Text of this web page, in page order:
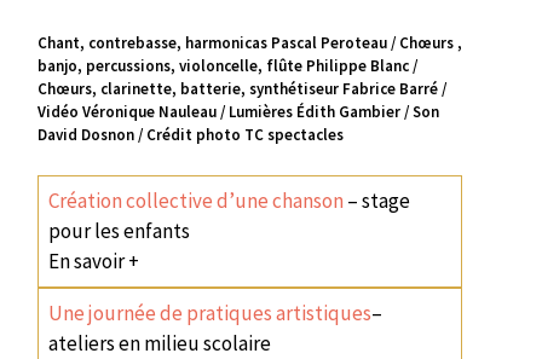
Chant, contrebasse, harmonicas Pascal Peroteau / Chœurs ,
banjo, percussions, violoncelle, flûte Philippe Blanc /
Chœurs, clarinette, batterie, synthétiseur Fabrice Barré /
Vidéo Véronique Nauleau / Lumières Édith Gambier / Son
David Dosnon / Crédit photo TC spectacles
Création collective d’une chanson – stage
pour les enfants
En savoir +
Une journée de pratiques artistiques–
ateliers en milieu scolaire